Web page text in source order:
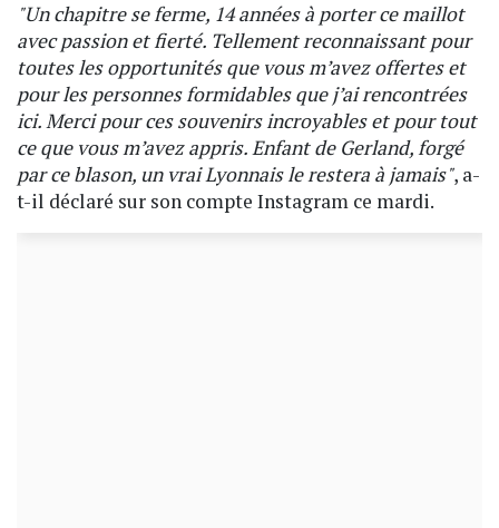
"Un chapitre se ferme, 14 années à porter ce maillot
avec passion et fierté. Tellement reconnaissant pour
toutes les opportunités que vous m’avez offertes et
pour les personnes formidables que j’ai rencontrées
ici. Merci pour ces souvenirs incroyables et pour tout
ce que vous m’avez appris. Enfant de Gerland, forgé
par ce blason, un vrai Lyonnais le restera à jamais", a-
t-il déclaré sur son compte Instagram ce mardi.